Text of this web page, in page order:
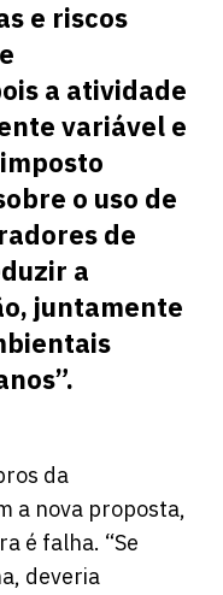
e riscos
a atividade
variável e
o uso de
de
a
juntamente
da
a nova proposta,
é falha. “Se
deveria